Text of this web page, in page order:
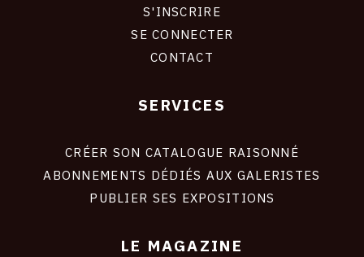
S'INSCRIRE
SE CONNECTER
CONTACT
SERVICES
CRÉER SON CATALOGUE RAISONNÉ
ABONNEMENTS DÉDIÉS AUX GALERISTES
PUBLIER SES EXPOSITIONS
LE MAGAZINE